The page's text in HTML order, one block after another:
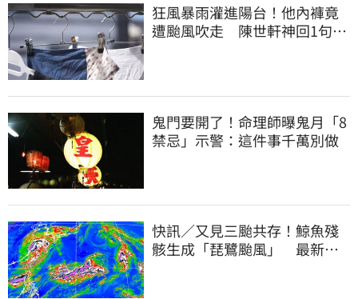
狂風暴雨灌進陽台！他內褲竟
遭颱風吹走 陳世軒神回1句笑
鬼門要開了！命理師曝鬼月「8
禁忌」示警：這件事千萬別做
快訊／又見三颱共存！鯨魚殘
骸生成「琵鷺颱風」 最新路